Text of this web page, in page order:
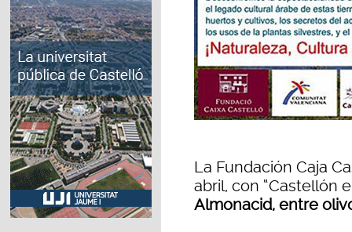
La Fundación Caja
abril, con “Castellón
Almonacid, entre